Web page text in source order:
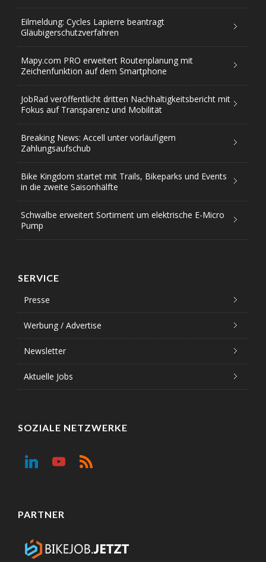
Eilmeldung: Cycles Lapierre beantragt
Gläubigerschutzverfahren
Mapy.com PRO erweitert Routenplanung mit
Zeichenfunktion auf dem Smartphone
JobRad veröffentlicht dritten Nachhaltigkeitsbericht mit
Fokus auf Transparenz und Mobilität
Breaking News: Accell unter vorläufigem
Zahlungsaufschub
Bike Kingdom startet mit Trails, Bikeparks und Events
in die zweite Saisonhälfte
Schwalbe erweitert Sortiment um elektrische E-Micro
Pump
SERVICE
Presse
Werbung / Advertise
Newsletter
Aktuelle Jobs
SOZIALE NETZWERKE
PARTNER